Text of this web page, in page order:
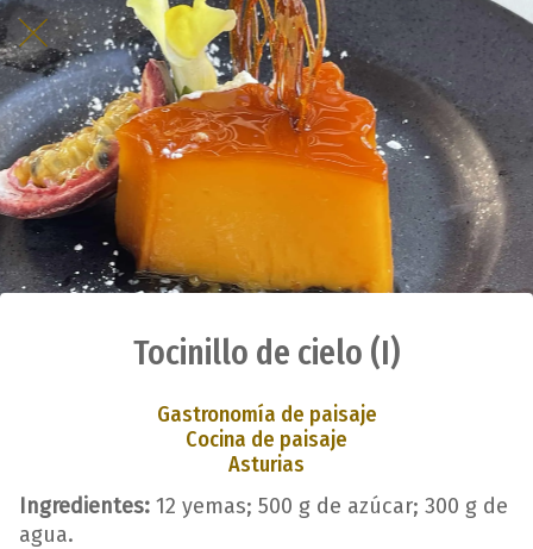
Tocinillo de cielo (I)
Gastronomía de paisaje
Cocina de paisaje
Asturias
Ingredientes: 12 yemas; 500 g de azúcar; 300 g de
agua.